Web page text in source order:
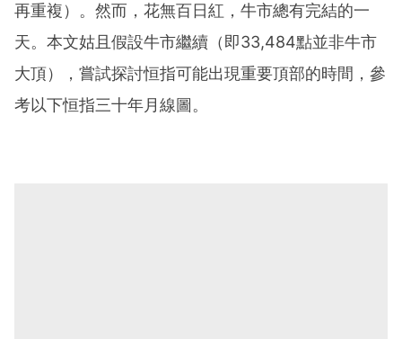
再重複）。然而，花無百日紅，牛市總有完結的一
天。本文姑且假設牛市繼續（即33,484點並非牛市
大頂），嘗試探討恒指可能出現重要頂部的時間，參
考以下恒指三十年月線圖。